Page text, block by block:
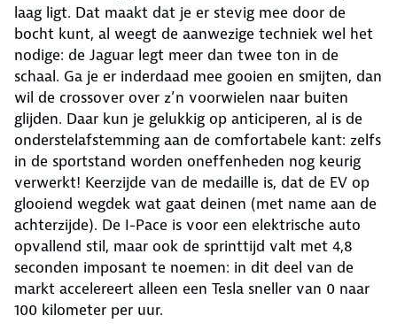
laag ligt. Dat maakt dat je er stevig mee door de
bocht kunt, al weegt de aanwezige techniek wel het
nodige: de Jaguar legt meer dan twee ton in de
schaal. Ga je er inderdaad mee gooien en smijten, dan
wil de crossover over z’n voorwielen naar buiten
glijden. Daar kun je gelukkig op anticiperen, al is de
onderstelafstemming aan de comfortabele kant: zelfs
in de sportstand worden oneffenheden nog keurig
verwerkt! Keerzijde van de medaille is, dat de EV op
glooiend wegdek wat gaat deinen (met name aan de
achterzijde). De I-Pace is voor een elektrische auto
opvallend stil, maar ook de sprinttijd valt met 4,8
seconden imposant te noemen: in dit deel van de
markt accelereert alleen een Tesla sneller van 0 naar
100 kilometer per uur.